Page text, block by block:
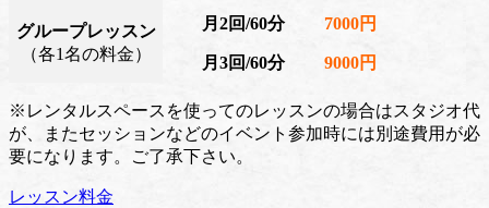
グループレッスン
（各1名の料金）
月2回/60分 7000円
月3回/60分 9000円
※レンタルスペースを使ってのレッスンの場合はスタジオ代
が、またセッションなどのイベント参加時には別途費用が必
要になります。ご了承下さい。
レッスン料金